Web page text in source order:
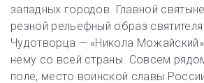
западных городов. Главной
резной рельефный образ
Чудотворца — «Никола
нему со всей страны. Совсем
поле, место воинской славы